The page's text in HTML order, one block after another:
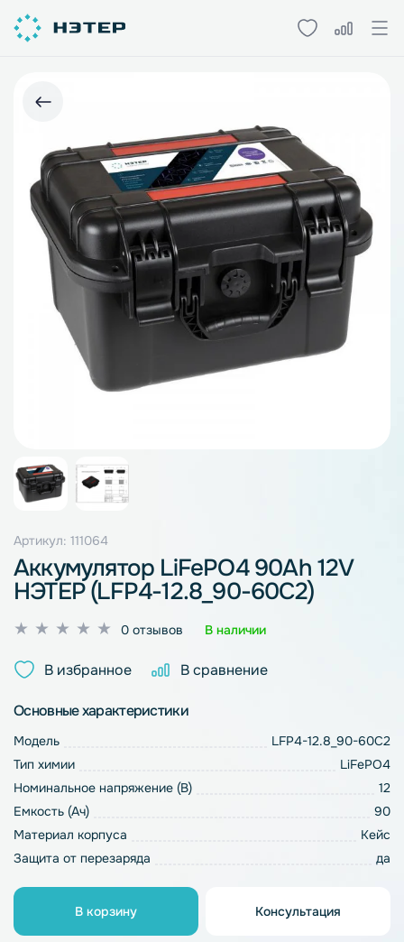
Артикул: 111064
Аккумулятор LiFePO4 90Ah 12V
НЭТЕР (LFP4-12.8_90-60C2)
Оценка
из
0 отзывов В наличии
В избранное В сравнение
Основные характеристики
Модель
LFP4-12.8_90-60C2
Тип химии
LiFePO4
Номинальное напряжение (В)
12
Емкость (Ач)
90
Материал корпуса
Кейс
Защита от перезаряда
да
В корзину Консультация